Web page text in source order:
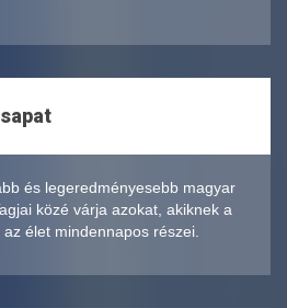
és legeredményesebb magyar
közé várja azokat, akiknek a
élet mindennapos részei.